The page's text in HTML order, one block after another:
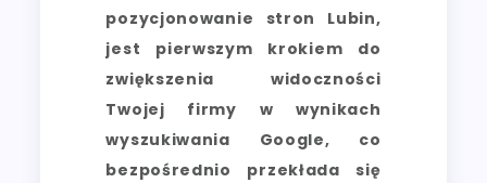
pozycjonowanie stron Lubin,
jest pierwszym krokiem do
zwiększenia widoczności
Twojej firmy w wynikach
wyszukiwania Google, co
bezpośrednio przekłada się